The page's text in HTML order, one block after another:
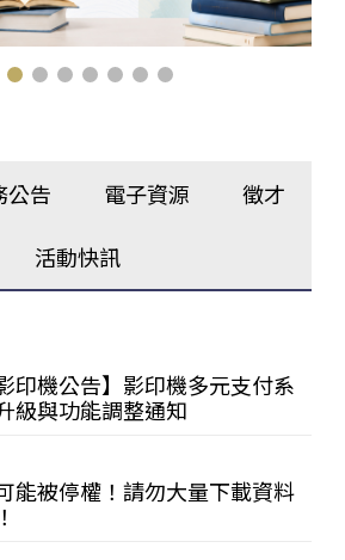
公告 電子資源 徵才
活動快訊
影印機公告】影印機多元支付系
級與功能調整通知
能被停權！請勿大量下載資料